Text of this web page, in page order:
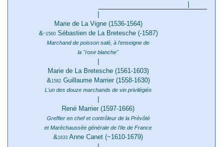
Marie de La Vigne (1536-1564)
&~1560Sébastien de La Bretesche (-1587)
Marchand de poisson salé, à l'enseigne de
la "rose blanche"
Marie de La Bretesche (1561-1603)
&1582Guillaume Marrier (1558-1630)
L'un des douze marchands de vin privilégiés
René Marrier (1597-1666)
Greffier en chef et contrôleur de la Prévôté
et Maréchaussée générale de l'Ile de France
&1633 Anne Canet (~1610-1679)